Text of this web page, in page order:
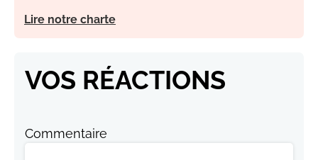
Lire notre charte
VOS RÉACTIONS
Commentaire